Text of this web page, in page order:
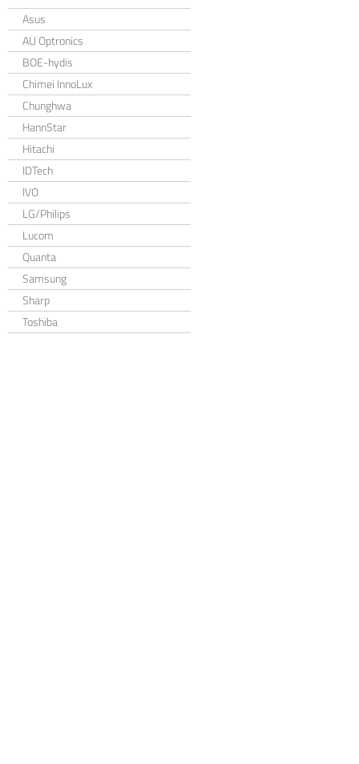
Asus
AU Optronics
BOE-hydis
Chimei InnoLux
Chunghwa
HannStar
Hitachi
IDTech
IVO
LG/Philips
Lucom
Quanta
Samsung
Sharp
Toshiba